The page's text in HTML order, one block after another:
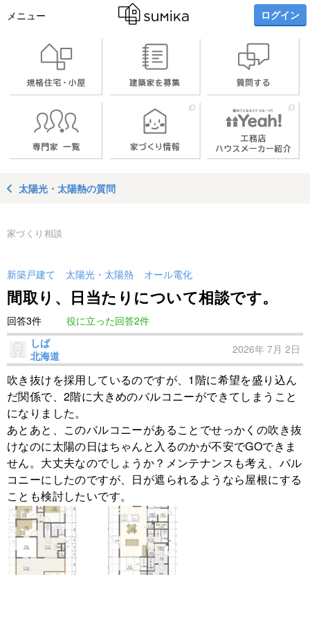
メニュー ログイン
太陽光・太陽熱の質問
家づくり相談
新築戸建て 太陽光・太陽熱 オール電化
間取り、日当たりについて相談です。
回答3件
役に立った回答2件
しば
北海道
2026年 7月 2日
吹き抜けを採用しているのですが、1階に希望を盛り込ん
だ関係で、2階に大きめのバルコニーができてしまうこと
になりました。
あとあと、このバルコニーがあることでせっかくの吹き抜
けなのに太陽の日はちゃんと入るのかが不安でGOできま
せん。大丈夫なのでしょうか？メンテナンスも考え、バル
コニーにしたのですが、日が遮られるようなら屋根にする
ことも検討したいです。